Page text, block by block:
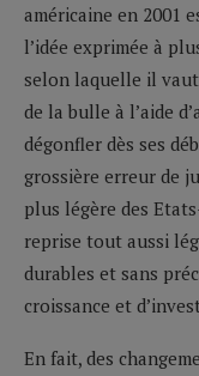
américaine en 2001
l’idée exprimée à
selon laquelle il
de la bulle à l’aide
dégonfler dès ses
grossière erreur de
plus légère des
reprise tout aussi
durables et sans
croissance et
En fait, des